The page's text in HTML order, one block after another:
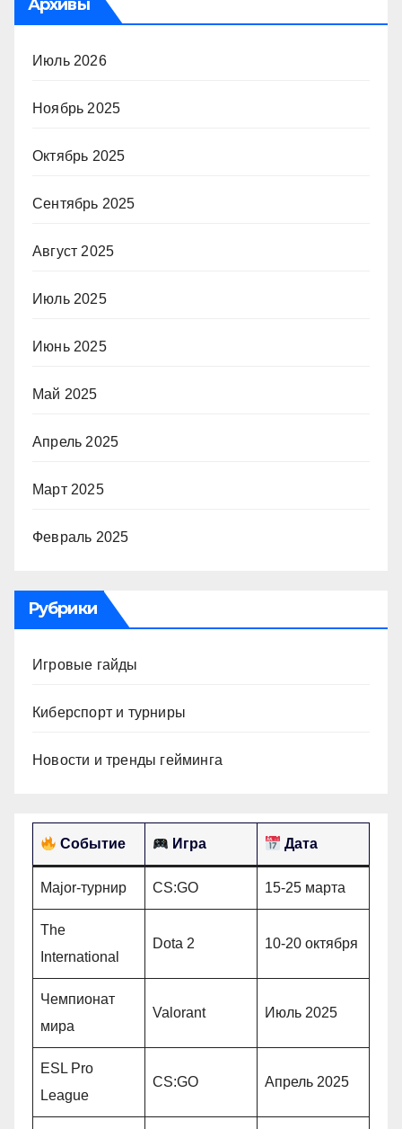
Архивы
Июль 2026
Ноябрь 2025
Октябрь 2025
Сентябрь 2025
Август 2025
Июль 2025
Июнь 2025
Май 2025
Апрель 2025
Март 2025
Февраль 2025
Рубрики
Игровые гайды
Киберспорт и турниры
Новости и тренды гейминга
Событие Игра Дата
Major-турнир CS:GO 15-25 марта
The
International
Dota 2 10-20 октября
Чемпионат
мира
Valorant Июль 2025
ESL Pro
League
CS:GO Апрель 2025